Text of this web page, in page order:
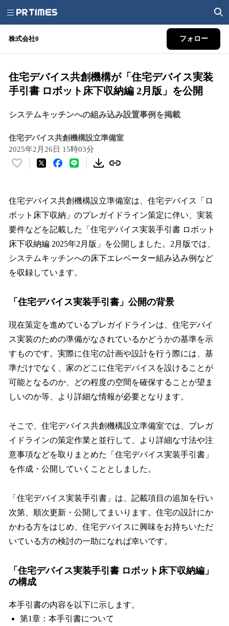
株式会社0 フォロー
住宅デバイス共創機構が「住宅デバイス実装
手引書 ロボット床下収納編 2月版」を公開
システムキッチンへの組み込み設置事例を掲載
住宅デバイス共創機構設立準備室
2025年2月26日 15時03分
い
！
を
読
み
込
中
す
住宅デバイス共創機構設立準備室は、住宅デバイス「ロ
ボット床下収納」のプレガイドライン策定に伴い、実装
要件などを記載した「住宅デバイス実装手引書 ロボット
床下収納編 2025年2月版」を公開しました。2月版では、
システムキッチンへの床下エレベーター組み込み例など
を収録しています。
「住宅デバイス実装手引書」公開の背景
現在策定を進めているプレガイドラインは、住宅デバイ
ス実装のための準備がなされているかどうかの基準を示
すものです。実際に住宅の計画や設計を行う際には、基
準だけでなく、家のどこに住宅デバイスを設けることが
可能となるのか、どの程度の空間を確保することが望ま
しいのか等、より詳細な情報が必要となります。
そこで、住宅デバイス共創機構設立準備室では、プレガ
イドラインの策定作業と並行して、より詳細な寸法や注
意事項などを取りまとめた「住宅デバイス実装手引書」
を作成・公開していくこととしました。
「住宅デバイス実装手引書」は、記載項目の追加を行い
次第、順次更新・公開してまいります。住宅の設計にか
かわる方をはじめ、住宅デバイスに興味をお持ちいただ
いている方の検討の一助になれば幸いです。
「住宅デバイス実装手引書 ロボット床下収納編」
の構成
本手引書の内容を以下に示します。
第1章：本手引書について